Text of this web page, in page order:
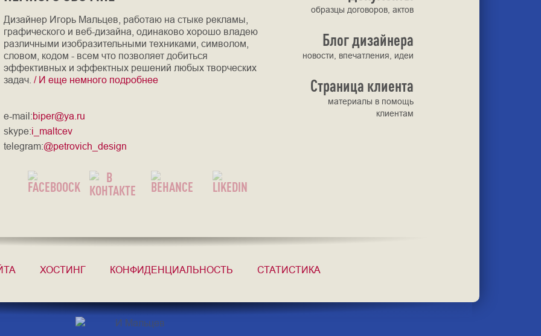
Дизайнер Игорь Мальцев, работаю на стыке рекламы,
графического и веб-дизайна, одинаково хорошо владею
различными изобразительными техниками, символом,
словом, кодом - всем что позволяет добиться
эффективных и эффектных решений любых творческих
задач. / И еще немного подробнее
e-mail:biper@ya.ru
skype:i_maltcev
telegram:@petrovich_design
образцы договоров, актов
Блог дизайнера
новости, впечатления, идеи
Страница клиента
материалы в помощь
клиентам
ХОСТИНГ КОНФИДЕНЦИАЛЬНОСТЬ СТАТИСТИКА